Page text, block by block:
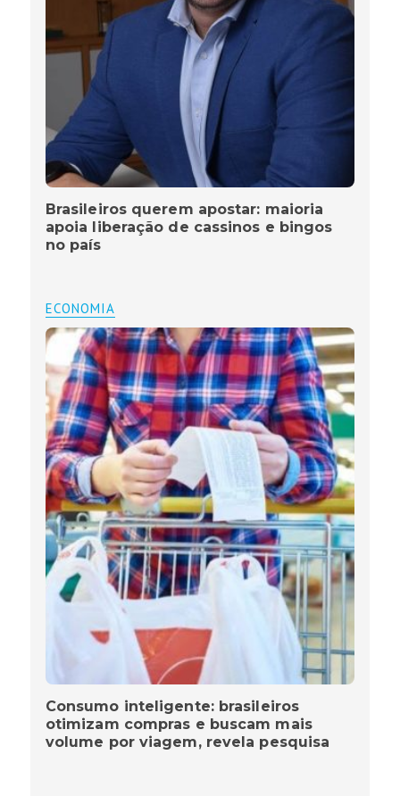
Brasileiros querem apostar: maioria
apoia liberação de cassinos e bingos
no país
ECONOMIA
Consumo inteligente: brasileiros
otimizam compras e buscam mais
volume por viagem, revela pesquisa